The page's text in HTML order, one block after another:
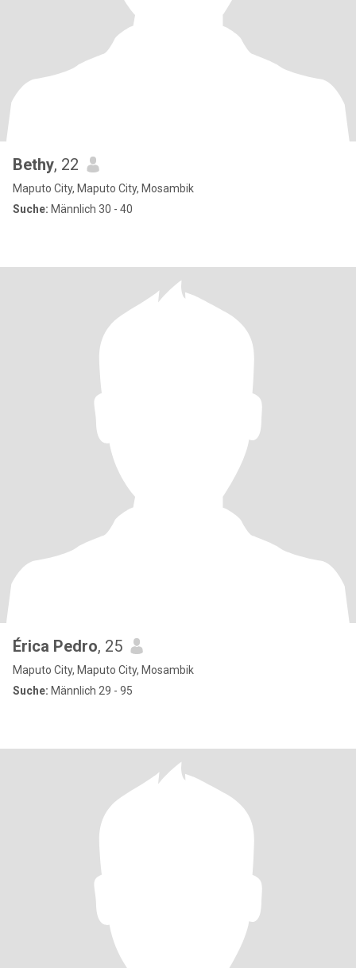
Bethy, 22
Maputo City, Maputo City, Mosambik
Suche: Männlich 30 - 40
Érica Pedro, 25
Maputo City, Maputo City, Mosambik
Suche: Männlich 29 - 95